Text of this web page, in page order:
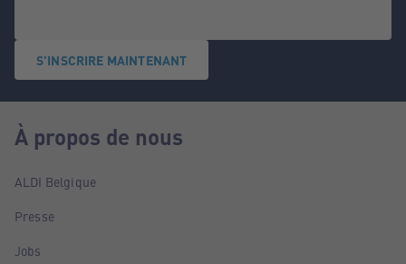
S'INSCRIRE MAINTENANT
À propos de nous
ALDI Belgique
Presse
Jobs